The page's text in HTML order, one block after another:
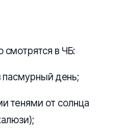
в ЧБ:
пасмурный день;
тенями от солнца